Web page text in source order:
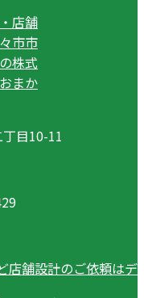
目10-11
店舗設計のご依頼は